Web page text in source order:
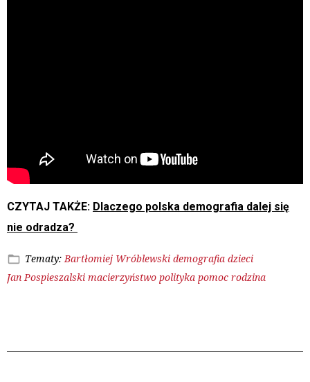
CZYTAJ TAKŻE: Dlaczego polska demografia dalej się
nie odradza?
Tematy:Bartłomiej Wróblewski demografia dzieci
Jan Pospieszalski macierzyństwo polityka pomoc rodzina